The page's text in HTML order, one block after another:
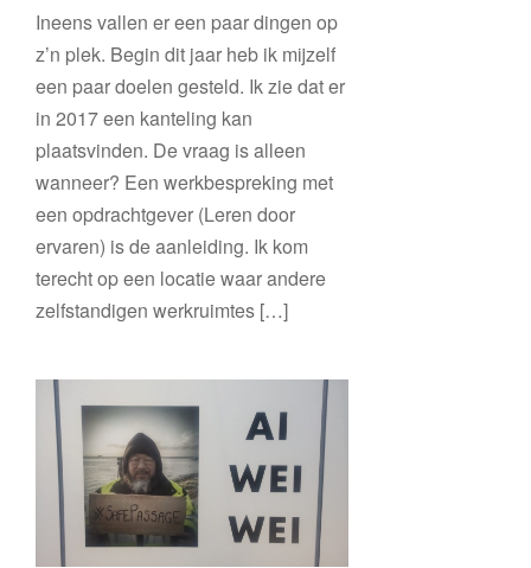
Ineens vallen er een paar dingen op
z’n plek. Begin dit jaar heb ik mijzelf
een paar doelen gesteld. Ik zie dat er
in 2017 een kanteling kan
plaatsvinden. De vraag is alleen
wanneer? Een werkbespreking met
een opdrachtgever (Leren door
ervaren) is de aanleiding. Ik kom
terecht op een locatie waar andere
zelfstandigen werkruimtes […]